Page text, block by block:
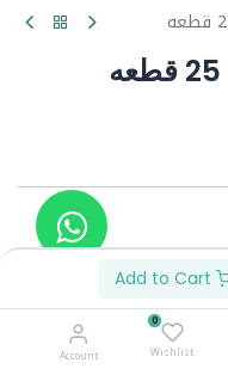
0
Wishlist
Account